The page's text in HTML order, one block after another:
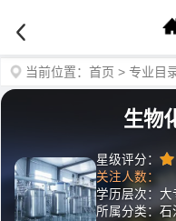
当前位置： 首页 > 专业目
生物
星级评分：
关注人数：
学历层次：大
所属分类：石